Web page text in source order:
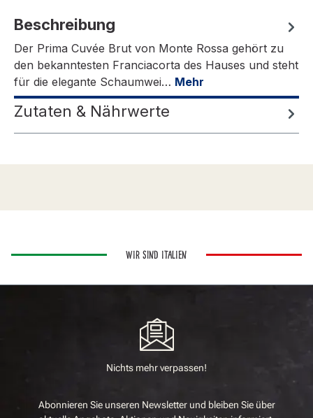
Beschreibung
Der Prima Cuvée Brut von Monte Rossa gehört zu
den bekanntesten Franciacorta des Hauses und steht
für die elegante Schaumwei… Mehr
Zutaten & Nährwerte
WIR SIND ITALIEN
Nichts mehr verpassen!
Abonnieren Sie unseren Newsletter und bleiben Sie über